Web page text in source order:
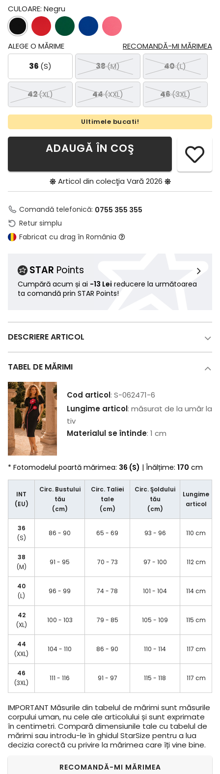
CULOARE: Negru
RECOMANDĂ-MI MĂRIMEA
ALEGE O MĂRIME
36 (S) 38(M) 40(L)
42(XL) 44(XXL) 46(3XL)
Ultimele bucati!
ADAUGĂ ÎN COŞ
Articol din colecţia Vară 2026
Comandă telefonică: 0755 355 355
Retur simplu
Fabricat cu drag în România
STAR Points
Cumpără acum și ai -13 Lei reducere la următoarea
ta comandă prin STAR Points!
DESCRIERE ARTICOL
TABEL DE MĂRIMI
Cod articol: S-062471-6
Lungime articol: măsurat de la umăr la
tiv
Materialul se întinde: 1 cm
* Fotomodelul poartă mărimea: 36 (S) | Înălțime: 170 cm
INT
(EU)
Circ. Bustului
tău
(cm)
Circ. Taliei
tale
(cm)
Circ. Şoldului
tău
(cm)
Lungime
articol
36
(S)
86 - 90 65 - 69 93 - 96 110 cm
38
(M)
91 - 95 70 - 73 97 - 100 112 cm
40
(L)
96 - 99 74 - 78 101 - 104 114 cm
42
(XL)
100 - 103 79 - 85 105 - 109 115 cm
44
(XXL)
104 - 110 86 - 90 110 - 114 117 cm
46
(3XL)
111 - 116 91 - 97 115 - 118 117 cm
IMPORTANT Măsurile din tabelul de mărimi sunt măsurile
corpului uman, nu cele ale articolului și sunt exprimate
în centimetri. Compară dimensiunile tale cu tabelul de
mărimi sau introdu-le în ghidul StarSize pentru a lua
decizia corectă cu privire la mărimea care îți vine bine.
RECOMANDĂ-MI MĂRIMEA